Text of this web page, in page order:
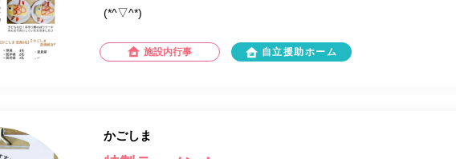
(*^▽^*)
施設内行事 自立援助ホーム
かごしま